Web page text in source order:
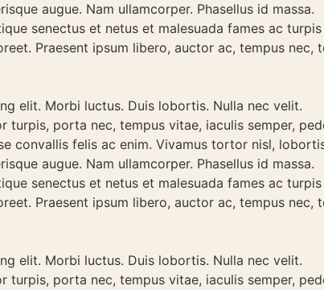
augue. Nam ullamcorper. Phasellus id massa.
senectus et netus et malesuada fames ac turpis
Praesent ipsum libero, auctor ac, tempus nec,
elit. Morbi luctus. Duis lobortis. Nulla nec velit.
turpis, porta nec, tempus vitae, iaculis semper,
convallis felis ac enim. Vivamus tortor nisl,
augue. Nam ullamcorper. Phasellus id massa.
senectus et netus et malesuada fames ac turpis
Praesent ipsum libero, auctor ac, tempus nec,
elit. Morbi luctus. Duis lobortis. Nulla nec velit.
turpis, porta nec, tempus vitae, iaculis semper,